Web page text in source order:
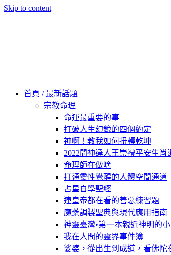
Skip to content
首頁 / 最新話題
宗教命理
命運最重要的事
打破人生幻鏡的四個約定
神啊！教我如何扭轉乾坤
2022問神達人王崇禮平安生肖
命理師在做啥
打通靈性覺醒的人體空間通道
占星自學聖經
連皇帝都在看的善惡練習題
魔藥調製聖典與現代應用指南
神靈臺灣•第一本親近神明的
我在人間的靈界事件簿
娑婆，從出生到成道，看佛陀